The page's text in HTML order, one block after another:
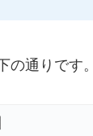
の通りです。